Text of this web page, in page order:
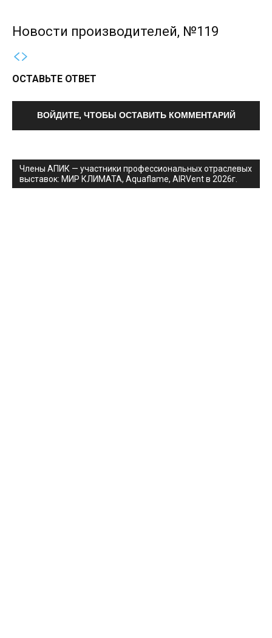
Новости производителей, №119
ОСТАВЬТЕ ОТВЕТ
ВОЙДИТЕ, ЧТОБЫ ОСТАВИТЬ КОММЕНТАРИЙ
Члены АПИК — участники профессиональных отраслевых
выставок: МИР КЛИМАТА, Aquaflame, AIRVent в 2026г.